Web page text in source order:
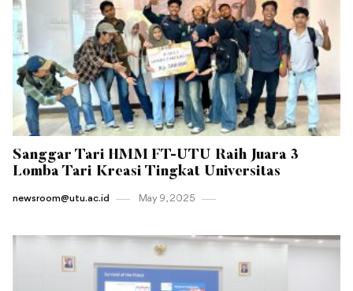
Sanggar Tari HMM FT-UTU Raih Juara 3
Lomba Tari Kreasi Tingkat Universitas
newsroom@utu.ac.id May 9 , 2025